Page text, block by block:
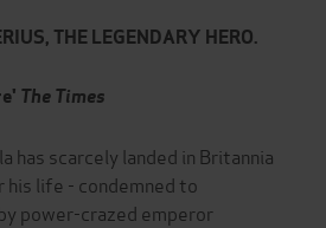
THE LEGENDARY HERO.
The Times
has scarcely landed in Britannia
his life - condemned to
power-crazed emperor